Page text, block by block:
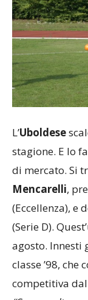
L’Uboldese
stagione. E lo
di mercato. Si
Mencarelli,
(Eccellenza), e
(Serie D).
agosto. Innesti
classe ’98,
competitiva